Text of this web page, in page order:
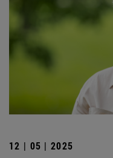
12 | 05 | 2025